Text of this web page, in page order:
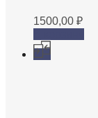
1500,00 ₽